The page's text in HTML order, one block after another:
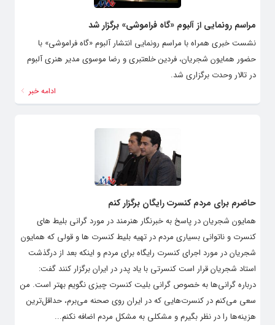
مراسم رونمایی از آلبوم «گاه فراموشی» برگزار شد
نشست خبری همراه با مراسم رونمایی انتشار آلبوم «گاه فراموشی» با
حضور همایون شجریان، فردین خلعتبری و رضا موسوی مدیر هنری آلبوم
در تالار وحدت برگزاری شد.
ادامه خبر
حاضرم برای مردم کنسرت‌ رایگان برگزار کنم
همایون شجریان در پاسخ به خبرنگار هنرمند در مورد گرانی بلیط های
کنسرت و ناتوانی بسیاری مردم در تهیه بلیط کنسرت ها و قولی که همایون
شجریان در مورد اجرای کنسرت رایگاه برای مردم و اینکه بعد از درگذشت
استاد شجریان قرار است کنسرتی با یاد پدر در ایران برگزار کنند گفت:
درباره گرانی‌ها به خصوص گرانی بلیت کنسرت چیزی نگویم بهتر است. من
سعی می‌کنم در کنسرت‌هایی که در ایران روی صحنه می‌برم، حداقل‌ترین
هزینه‌ها را در نظر بگیرم و مشکلی به مشکل مردم اضافه نکنم...